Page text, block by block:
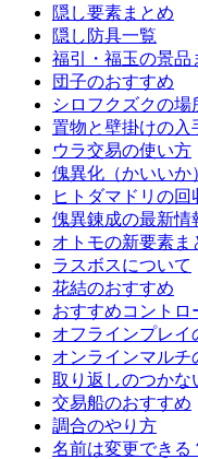
隠し要素まとめ
隠し防具一覧
福引・福玉の景品
団子のおすすめ
シロフクズクの場
置物と壁掛けの入
ウラ交易の使い方
傀異化（かいいか
ヒトダマドリの回
傀異錬成の最新情
オトモの新要素ま
ラスボスについて
花結のおすすめ
おすすめコントロ
オフラインプレイ
オンラインマルチ
取り返しのつかな
交易船のおすすめ
調合のやり方
名前は変更できる